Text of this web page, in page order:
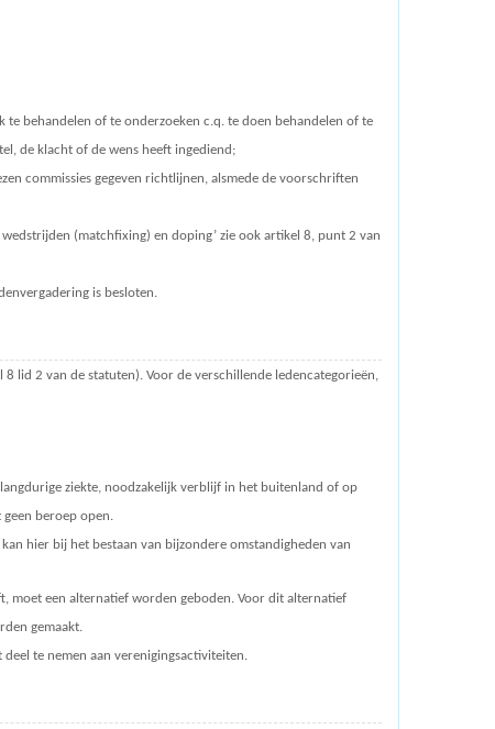
behandelen of te onderzoeken c.q. te doen behandelen of te
de klacht of de wens heeft ingediend;
commissies gegeven richtlijnen, alsmede de voorschriften
(matchfixing) en doping’ zie ook artikel 8, punt 2 van
is besloten.
lid 2 van de statuten). Voor de verschillende ledencategorieën,
ziekte, noodzakelijk verblijf in het buitenland of op
geen beroepopen.
hier bij het bestaan van bijzondere omstandigheden van
moet een alternatief worden geboden. Voor dit alternatief
gemaakt.
te nemen aan verenigingsactiviteiten.